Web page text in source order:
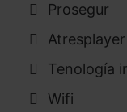
Prosegur
Atresplayer
Tenología
Wifi